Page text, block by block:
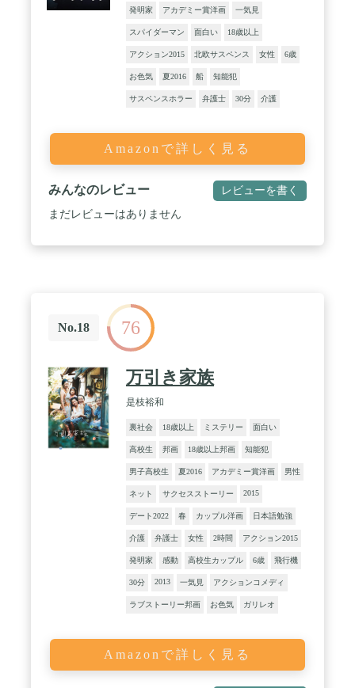
発明家 アカデミー賞洋画 一気見
スパイダーマン 面白い 18歳以上
アクション2015 北欧サスペンス 女性 6歳
お色気 夏2016 船 知能犯
サスペンスホラー 弁護士 30分 介護
Amazonで詳しく見る
みんなのレビュー レビューを書く
まだレビューはありません
No.18 76
万引き家族
是枝裕和
裏社会 18歳以上 ミステリー 面白い
高校生 邦画 18歳以上邦画 知能犯
男子高校生 夏2016 アカデミー賞洋画 男性
ネット サクセスストーリー 2015
デート2022 春 カップル洋画 日本語勉強
介護 弁護士 女性 2時間 アクション2015
発明家 感動 高校生カップル 6歳 飛行機
30分 2013 一気見 アクションコメディ
ラブストーリー邦画 お色気 ガリレオ
Amazonで詳しく見る